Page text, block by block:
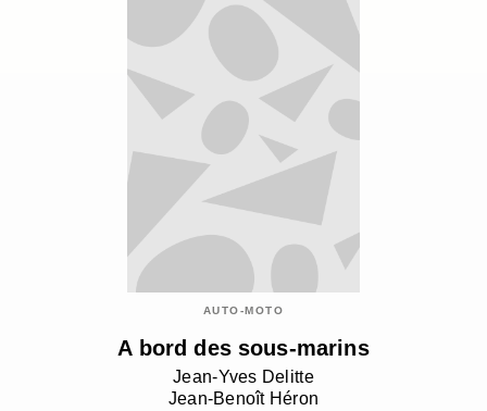
AUTO-MOTO
A bord des sous-marins
Jean-Yves Delitte
Jean-Benoît Héron